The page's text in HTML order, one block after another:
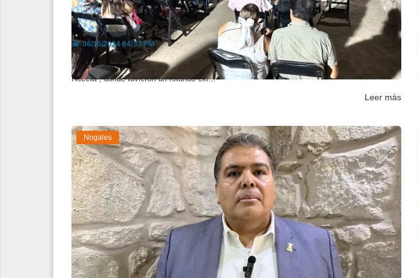
Logran reunir fondos para cantarle al Pa...
📅06/10/2024 04:33 PM
Niños de la orquesta San Joselito de la Mesa, lograron su objetivo con el evento “Pásame la
Receta”, donde tuvieron un rotundo éxi...
Leer más
Nogales